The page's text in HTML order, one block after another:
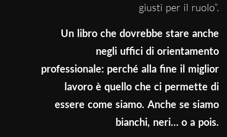
giusti per il ruolo”.
Un libro che dovrebbe stare anche
negli uffici di orientamento
professionale: perché alla fine il miglior
lavoro è quello che ci permette di
essere come siamo. Anche se siamo
bianchi, neri… o a pois.